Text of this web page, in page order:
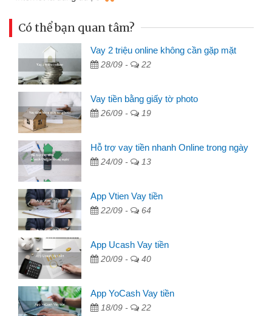
Có thể bạn quan tâm?
Vay 2 triệu online không cần gặp mặt
28/09 - 22
Vay tiền bằng giấy tờ photo
26/09 - 19
Hỗ trợ vay tiền nhanh Online trong ngày
24/09 - 13
App Vtien Vay tiền
22/09 - 64
App Ucash Vay tiền
20/09 - 40
App YoCash Vay tiền
18/09 - 22